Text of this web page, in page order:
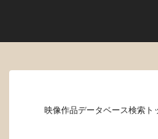
映像作品データベース検索ト